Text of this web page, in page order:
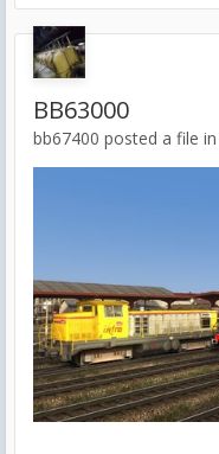
BB63000
bb67400 posted a file in